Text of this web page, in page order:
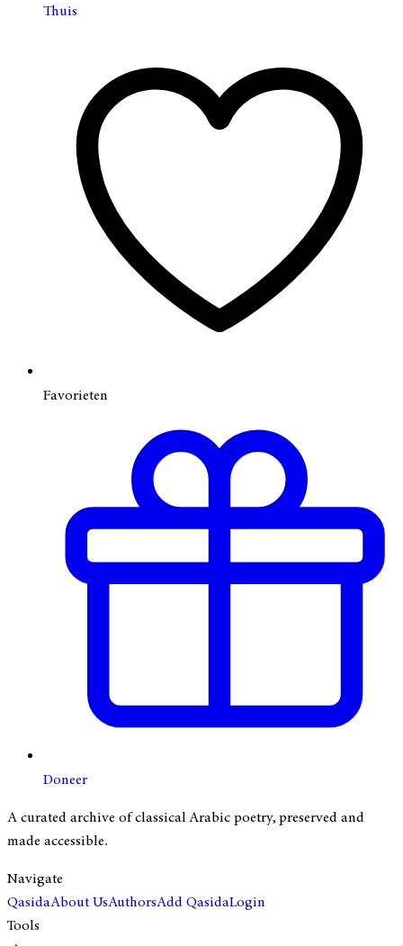
Thuis
Favorieten
Doneer
A curated archive of classical Arabic poetry, preserved and
made accessible.
Navigate
QasidaAbout UsAuthorsAdd QasidaLogin
Tools